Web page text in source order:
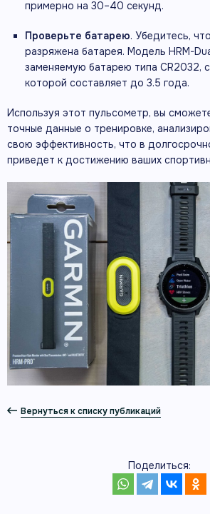
примерно на 30–40 секунд.
Проверьте батарею. Убедитесь,
разряжена батарея. Модель HRM-
заменяемую батарею типа CR2032,
которой составляет до 3.5 года.
Используя этот пульсометр, вы
точные данные о тренировке,
свою эффективность, что в
приведет к достижению ваших
Вернуться к списку публикаций
Поделиться: